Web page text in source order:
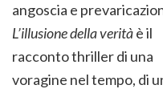
angoscia e
L’illusione della veritàè il
racconto thriller di una
voragine nel tempo, di